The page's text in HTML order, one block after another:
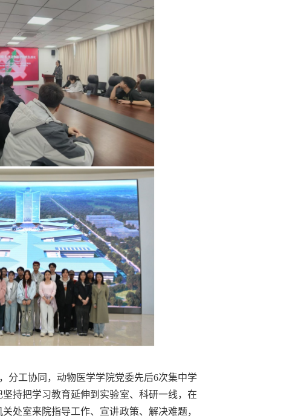
分工协同，动物医学学院党委先后6次集中学
持把学习教育延伸到实验室、科研一线，在
处室来院指导工作、宣讲政策、解决难题，